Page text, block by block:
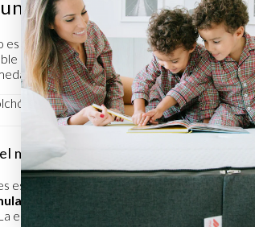
Colchón Hipoalergénico
es una cura. Es una herramienta de
para la acumulación de alérgenos
y proliferación de microorganismos.
microambiente
esta: la base de un colchón hipoalergénico
de partículas
, porque los ácaros
estructura del colchón importa mucho para